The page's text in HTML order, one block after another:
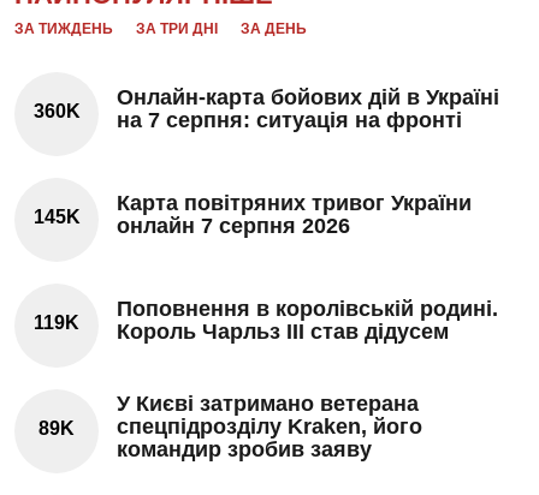
ЗА ТИЖДЕНЬ ЗА ТРИ ДНІ ЗА ДЕНЬ
360K
Онлайн-карта бойових дій в Україні
на 7 серпня: ситуація на фронті
145K
Карта повітряних тривог України
онлайн 7 серпня 2026
119K
Поповнення в королівській родині.
Король Чарльз III став дідусем
89K
У Києві затримано ветерана
спецпідрозділу Kraken, його
командир зробив заяву